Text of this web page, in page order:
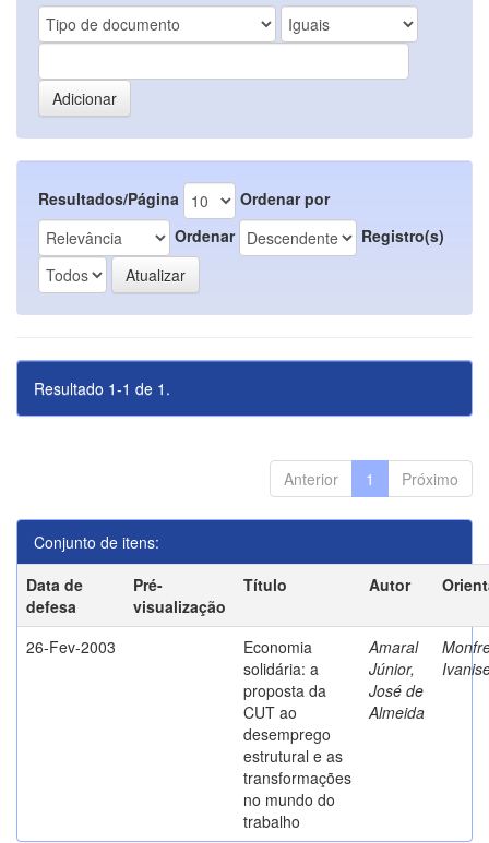
Resultados/Página
Ordenar por
Ordenar
Registro(s)
Resultado 1-1 de 1.
Anterior 1 Próximo
Conjunto de itens:
Data de
defesa
Pré-
visualização
Título Autor
26-Fev-2003
Economia
solidária: a
proposta da
CUT ao
desemprego
estrutural e as
transformações
no mundo do
trabalho
Amaral
Júnior,
José de
Almeida